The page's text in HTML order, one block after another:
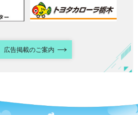
広告掲載のご案内